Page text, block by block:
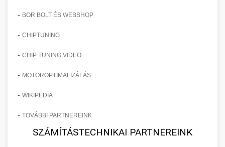
- BOR BOLT ÉS WEBSHOP
- CHIPTUNING
- CHIP TUNING VIDEO
- MOTOROPTIMALIZÁLÁS
- WIKIPEDIA
- TOVÁBBI PARTNEREINK
SZÁMÍTÁSTECHNIKAI PARTNEREINK